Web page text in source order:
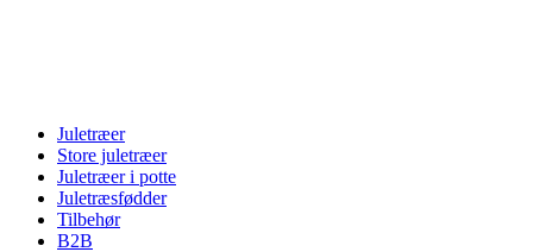
Juletræer
Store juletræer
Juletræer i potte
Juletræsfødder
Tilbehør
B2B